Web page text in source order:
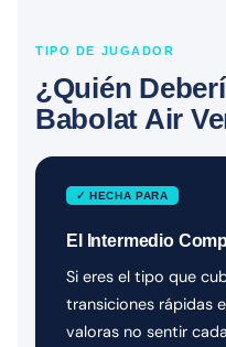
TIPO DE JUGADOR
¿Quién
Babolat Air
✓ HECHA PARA
El Intermedio
Si eres el tipo que
transiciones rápidas
valoras no sentir